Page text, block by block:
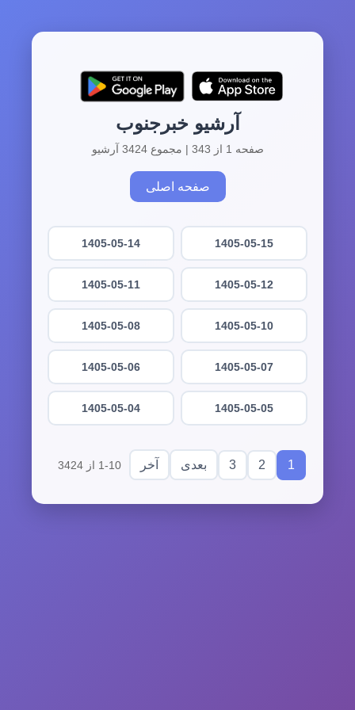
آرشیو خبرجنوب
صفحه 1 از 343 | مجموع 3424 آرشیو
صفحه اصلی
1405-05-15
1405-05-14
1405-05-12
1405-05-11
1405-05-10
1405-05-08
1405-05-07
1405-05-06
1405-05-05
1405-05-04
1
2
3 بعدی آخر 1-10 از 3424